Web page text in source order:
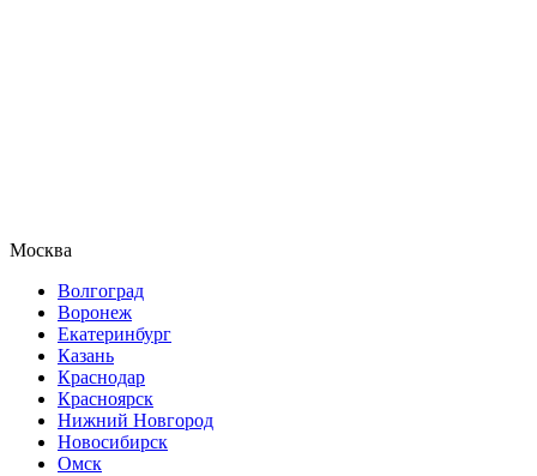
Москва
Волгоград
Воронеж
Екатеринбург
Казань
Краснодар
Красноярск
Нижний Новгород
Новосибирск
Омск